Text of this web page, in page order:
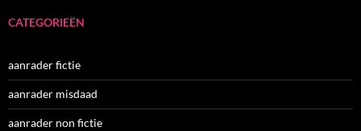
CATEGORIEËN
aanrader fictie
aanrader misdaad
aanrader non fictie